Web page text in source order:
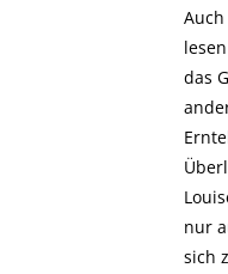
das
nur
sich